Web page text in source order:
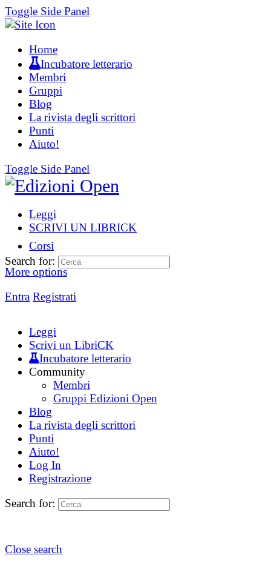
Toggle Side Panel
Home
Incubatore letterario
Membri
Gruppi
Blog
La rivista degli scrittori
Punti
Aiuto!
Toggle Side Panel
Leggi
SCRIVI UN LIBRICK
Corsi
More options
Entra Registrati
Search for:
Leggi
Scrivi un LibriCK
Incubatore letterario
Community
Membri
Gruppi Edizioni Open
Blog
La rivista degli scrittori
Punti
Aiuto!
Log In
Registrazione
Search for:
Close search